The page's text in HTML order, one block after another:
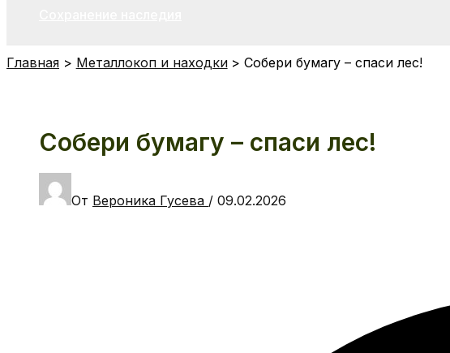
Главная Металлокоп и находки Собери бумагу – спаси лес!
Собери бумагу – спаси лес!
От Вероника Гусева / 09.02.2026